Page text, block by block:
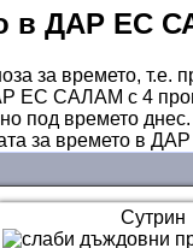
в ДАР ЕС
за времето,
ЕС САЛАМ с 4
под времето
за времето в
Сутрин